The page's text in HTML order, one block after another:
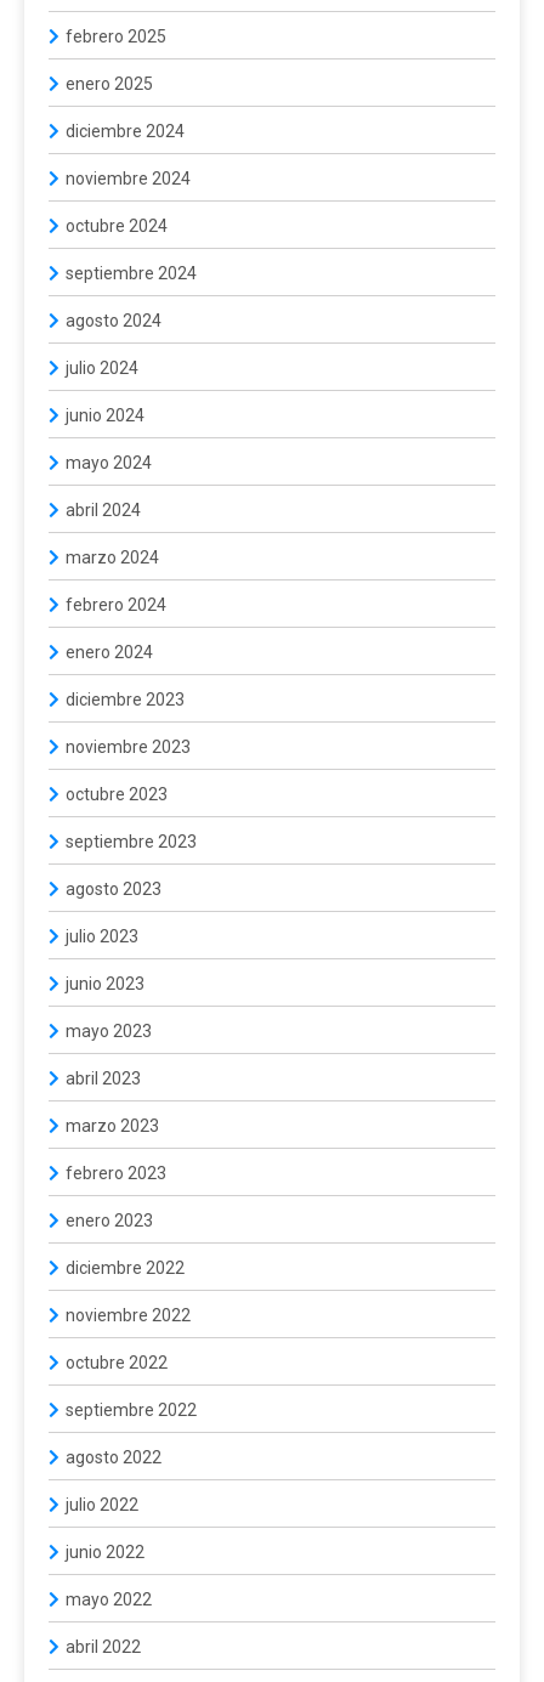
febrero 2025
enero 2025
diciembre 2024
noviembre 2024
octubre 2024
septiembre 2024
agosto 2024
julio 2024
junio 2024
mayo 2024
abril 2024
marzo 2024
febrero 2024
enero 2024
diciembre 2023
noviembre 2023
octubre 2023
septiembre 2023
agosto 2023
julio 2023
junio 2023
mayo 2023
abril 2023
marzo 2023
febrero 2023
enero 2023
diciembre 2022
noviembre 2022
octubre 2022
septiembre 2022
agosto 2022
julio 2022
junio 2022
mayo 2022
abril 2022